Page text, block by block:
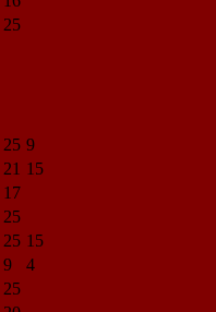
25
25 9
21 15
17
25
25 15
9
4
25